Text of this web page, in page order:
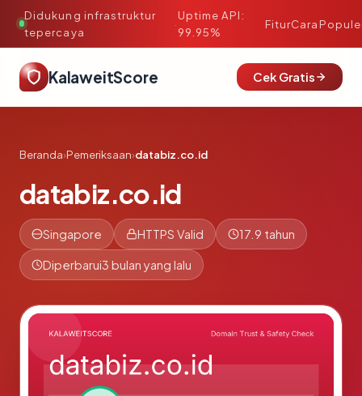
Didukung infrastruktur
tepercaya
·
Uptime API:
99.95%
FiturCara
KalaweitScore Cek Gratis
Beranda›Pemeriksaan›databiz.co.id
databiz.co.id
Singapore HTTPS Valid 17.9 tahun
Diperbarui3 bulan yang lalu